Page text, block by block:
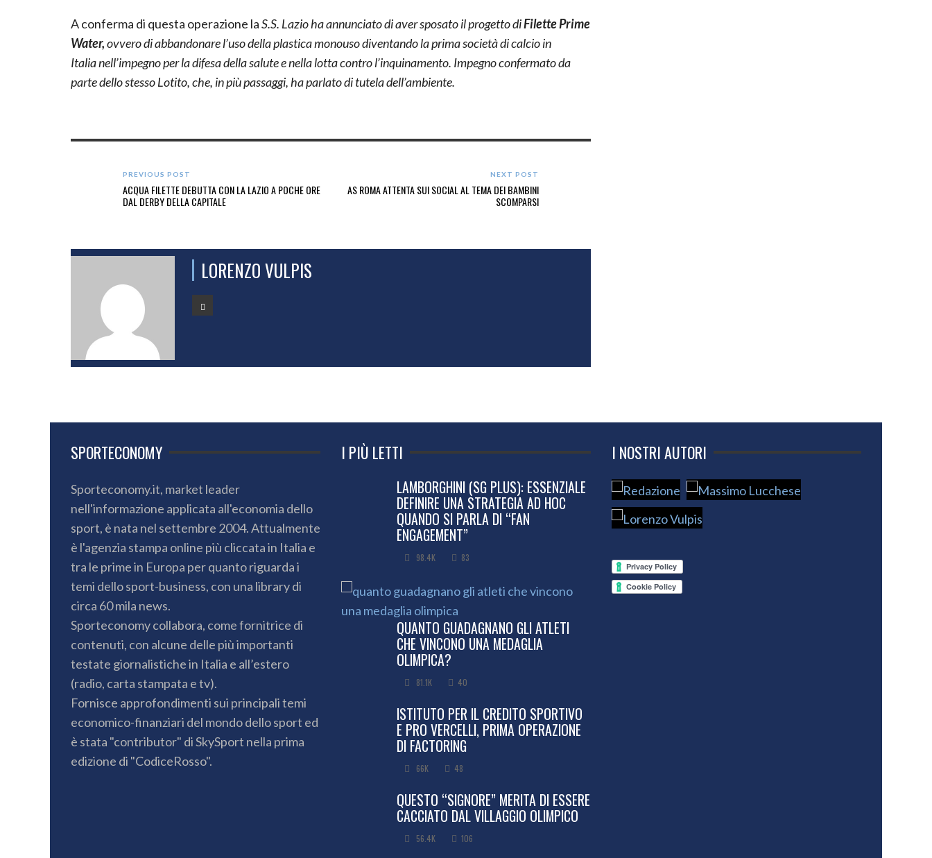
A conferma di questa operazione laS.S. Lazio ha annunciato di aver sposato il progetto diFilette Prime
Water,ovvero di abbandonare l’uso della plastica monouso diventando la prima società di calcio in
Italia nell’impegno per la difesa della salute e nella lotta contro l’inquinamento. Impegno confermato da
parte dello stesso Lotito, che, in più passaggi, ha parlato di tutela dell’ambiente.
PREVIOUS POST
ACQUA FILETTE DEBUTTA CON LA LAZIO A POCHE ORE
DAL DERBY DELLA CAPITALE
NEXT POST
AS ROMA ATTENTA SUI SOCIAL AL TEMA DEI BAMBINI
SCOMPARSI
LORENZO VULPIS
SPORTECONOMY
Sporteconomy.it, market leader
nell'informazione applicata all'economia dello
sport, è nata nel settembre 2004. Attualmente
è l'agenzia stampa online più cliccata in Italia e
tra le prime in Europa per quanto riguarda i
temi dello sport-business, con una library di
circa 60 mila news.
Sporteconomy collabora, come fornitrice di
contenuti, con alcune delle più importanti
testate giornalistiche in Italia e all’estero
(radio, carta stampata e tv).
Fornisce approfondimenti sui principali temi
economico-finanziari del mondo dello sport ed
è stata "contributor" di SkySport nella prima
edizione di "CodiceRosso".
I PIÙ LETTI
LAMBORGHINI (SG PLUS): ESSENZIALE
DEFINIRE UNA STRATEGIA AD HOC
QUANDO SI PARLA DI “FAN
ENGAGEMENT”
98.4K 83
QUANTO GUADAGNANO GLI ATLETI
CHE VINCONO UNA MEDAGLIA
OLIMPICA?
81.1K 40
ISTITUTO PER IL CREDITO SPORTIVO
E PRO VERCELLI, PRIMA OPERAZIONE
DI FACTORING
66K 48
QUESTO “SIGNORE” MERITA DI ESSERE
CACCIATO DAL VILLAGGIO OLIMPICO
56.4K 106
I NOSTRI AUTORI